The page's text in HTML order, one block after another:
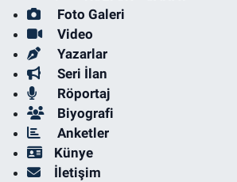
Foto Galeri
Video
Yazarlar
Seri İlan
Röportaj
Biyografi
Anketler
Künye
İletişim